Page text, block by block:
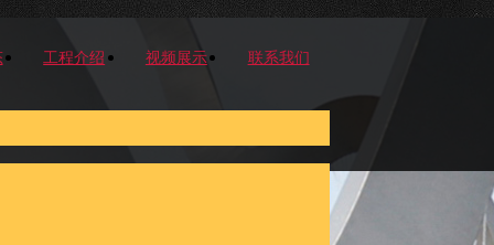
工程介绍 视频展示 联系我们